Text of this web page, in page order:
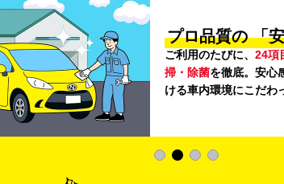
プロ品質の 「
ご利用のたびに、 24項
掃・除菌を徹底。安心
ける車内環境にこだわ